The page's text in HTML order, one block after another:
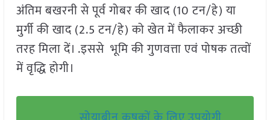
अंतिम बखरनी से पूर्व गोबर की खाद (10 टन/हे) या
मुर्गी की खाद (2.5 टन/हे) को खेत में फैलाकर अच्छी
तरह मिला दें। .इससे भूमि की गुणवत्ता एवं पोषक तत्वों
में वृद्धि होगी।